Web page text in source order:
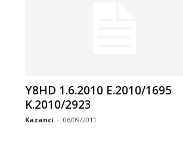
Y8HD 1.6.2010 E.2010/1695
K.2010/2923
Kazanci - 06/09/2011